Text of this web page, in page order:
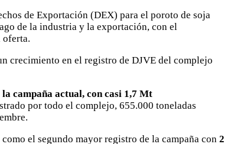
de Exportación (DEX) para el poroto de soja
de la industria y la exportación, con el
oferta.
crecimiento en el registro de DJVE del complejo
campaña actual, con casi 1,7 Mt
por todo el complejo, 655.000 toneladas
el segundo mayor registro de la campaña con 2